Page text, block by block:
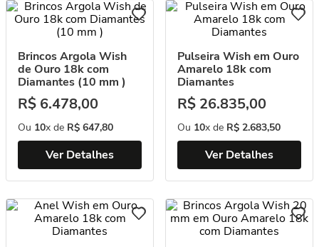
Brincos Argola Wish
de Ouro 18k com
Diamantes (10 mm )
R$ 6.478,00
Ou 10x de R$ 647,80
Ver Detalhes
Pulseira Wish em Ouro
Amarelo 18k com
Diamantes
R$ 26.835,00
Ou 10x de R$ 2.683,50
Ver Detalhes